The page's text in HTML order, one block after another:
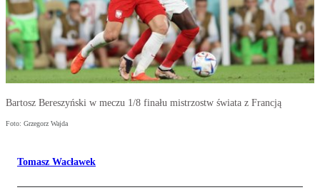
Bartosz Bereszyński w meczu 1/8 finału mistrzostw świata z Francją
Foto: Grzegorz Wajda
Tomasz Wacławek